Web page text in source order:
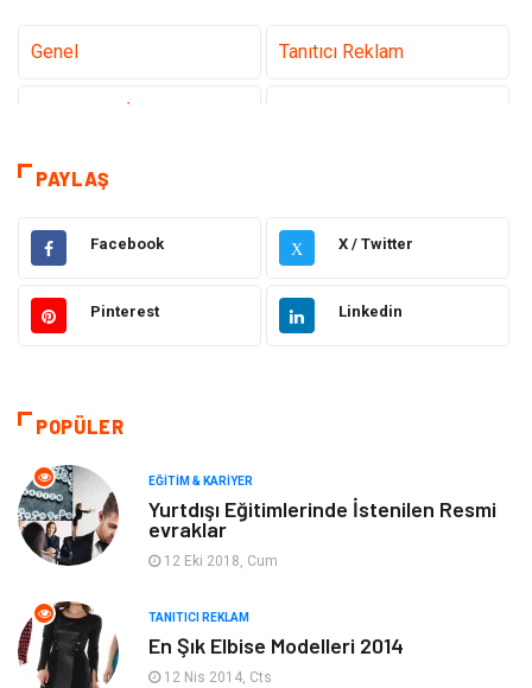
Genel Tanıtıcı Reklam
Hizmet
Hukuk Emlak
Otomotiv Sağlıklı Yaşam
Moda
Makine
Elektronik
Giyim
Ev Dekorasyon Organizasyon
PAYLAŞ
Facebook X X / Twitter
Pinterest Linkedin
POPÜLER
EĞITIM & KARIYER
Yurtdışı Eğitimlerinde İstenilen Resmi
evraklar
12 Eki 2018, Cum
TANITICI REKLAM
En Şık Elbise Modelleri 2014
12 Nis 2014, Cts